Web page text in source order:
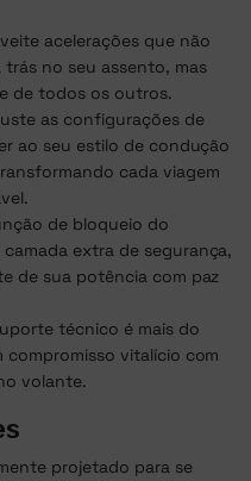
acelerações que não
no seu assento, mas
de todos os outros.
as configurações de
ao seu estilo de condução
cada viagem
de bloqueio do
extra de segurança,
de sua potência com paz
técnico é mais do
compromisso vitalício com
volante.
projetado para se